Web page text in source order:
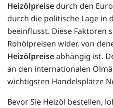
Heizölpreise durch den
durch die politische Lage in
beeinflusst. Diese Faktoren
Rohölpreisen wider, von
Heizölpreiseabhängig ist.
an den internationalen
wichtigsten Handelsplätze
Bevor Sie Heizöl bestellen,